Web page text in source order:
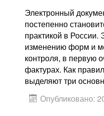
Электронный
постепенно
практикой в ​​России.
изменению форм и
контроля, в первую
фактурах. Как
выделяют три
Опубликовано: